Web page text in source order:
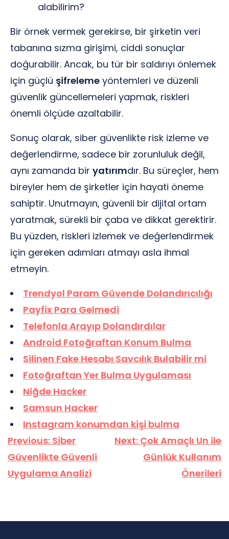
alabilirim?
Bir örnek vermek gerekirse, bir şirketin veri
tabanına sızma girişimi, ciddi sonuçlar
doğurabilir. Ancak, bu tür bir saldırıyı önlemek
için güçlü şifreleme yöntemleri ve düzenli
güvenlik güncellemeleri yapmak, riskleri
önemli ölçüde azaltabilir.
Sonuç olarak, siber güvenlikte risk izleme ve
değerlendirme, sadece bir zorunluluk değil,
aynı zamanda bir yatırımdır. Bu süreçler, hem
bireyler hem de şirketler için hayati öneme
sahiptir. Unutmayın, güvenli bir dijital ortam
yaratmak, sürekli bir çaba ve dikkat gerektirir.
Bu yüzden, riskleri izlemek ve değerlendirmek
için gereken adımları atmayı asla ihmal
etmeyin.
Trendyol Param Güvende Dolandırıcılığı
Payfix Para Gelmedi
Telefonla Arayıp Dolandırdılar
Android Fotoğraftan Konum Bulma
Silinen Fake Hesabı Savcılık Bulabilir mi
Fotoğraftan Yer Bulma Uygulaması
Niğde Hacker
Samsun Hacker
Instagram konumdan kişi bulma
Yazı
gezinmesi
Previous: Siber
Güvenlikte Güvenli
Uygulama Analizi
Next: Çok Amaçlı Un ile
Günlük Kullanım
Önerileri